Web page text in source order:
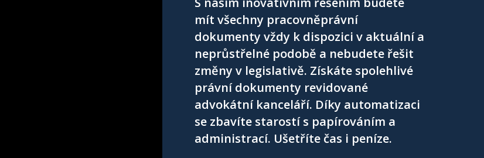
mít všechny pracovněprávní
dokumenty vždy k dispozici v aktuální a
neprůstřelné podobě a nebudete řešit
změny v legislativě. Získáte spolehlivé
právní dokumenty revidované
advokátní kanceláří. Díky automatizaci
se zbavíte starostí s papírováním a
administrací. Ušetříte čas i peníze.